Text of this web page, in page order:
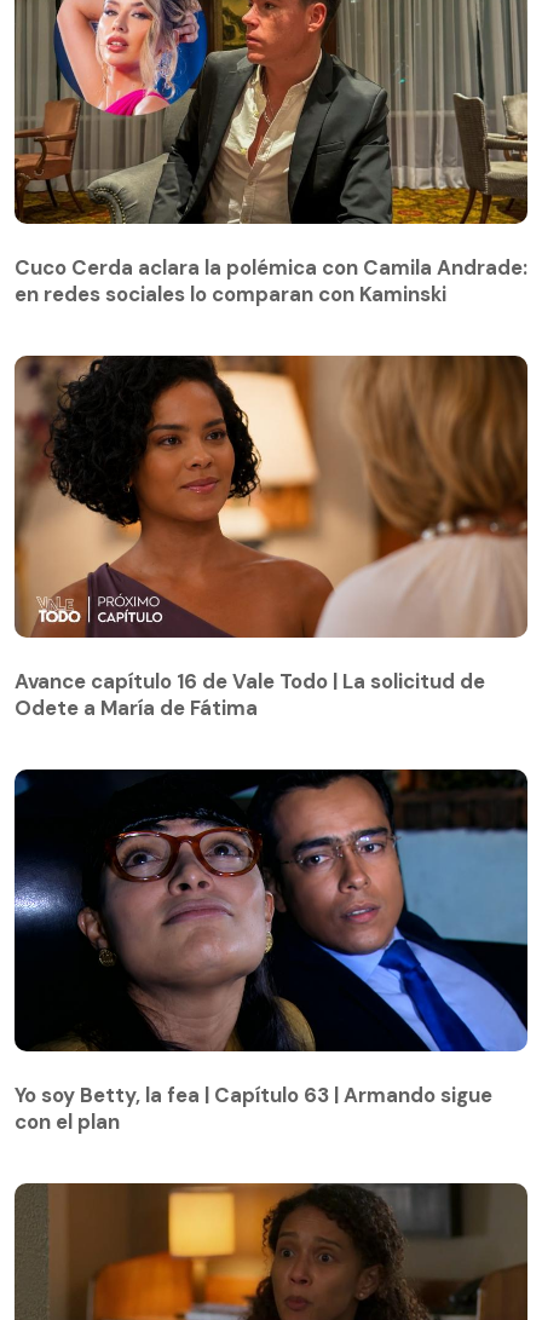
Cuco Cerda aclara la polémica con Camila Andrade:
en redes sociales lo comparan con Kaminski
Odete a María de Fátima
Avance capítulo 16 de Vale Todo | La solicitud de
Odete a María de Fátima
con el plan
Yo soy Betty, la fea | Capítulo 63 | Armando sigue
con el plan